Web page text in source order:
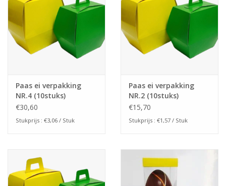
Paas ei verpakking
NR.4 (10stuks)
€30,60
Stukprijs : €3,06 / Stuk
Paas ei verpakking
NR.2 (10stuks)
€15,70
Stukprijs : €1,57 / Stuk